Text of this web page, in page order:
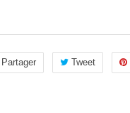
Partager Tweet